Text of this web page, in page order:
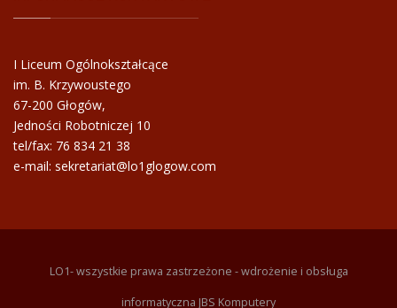
I Liceum Ogólnokształcące
im. B. Krzywoustego
67-200 Głogów,
Jedności Robotniczej 10
tel/fax: 76 834 21 38
e-mail: sekretariat@lo1glogow.com
LO1- wszystkie prawa zastrzeżone - wdrożenie i obsługa
informatyczna JBS Komputery